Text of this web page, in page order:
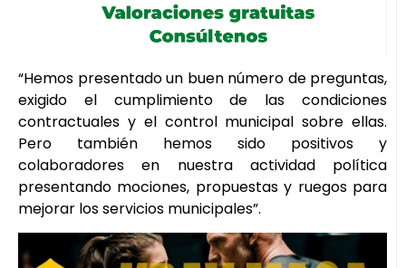
“Hemos presentado un buen número de preguntas,
exigido el cumplimiento de las condiciones
contractuales y el control municipal sobre ellas.
Pero también hemos sido positivos y
colaboradores en nuestra actividad política
presentando mociones, propuestas y ruegos para
mejorar los servicios municipales”.